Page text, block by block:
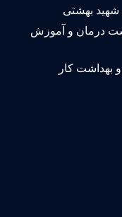
بهشتی
و آموزش
کار